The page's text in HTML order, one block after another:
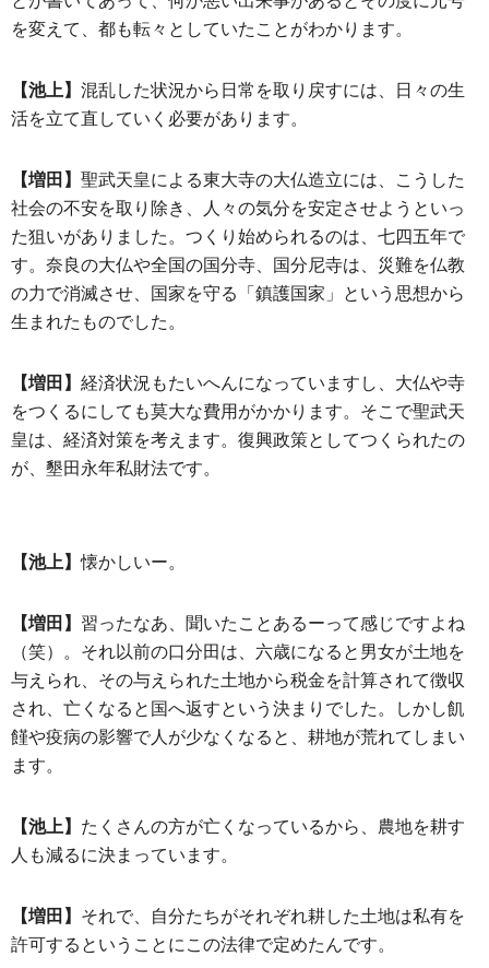
を変えて、都も転々としていたことがわかります。
【池上】 混乱した状況から日常を取り戻すには、日々の生
活を立て直していく必要があります。
【増田】 聖武天皇による東大寺の大仏造立には、こうした
社会の不安を取り除き、人々の気分を安定させようといっ
た狙いがありました。つくり始められるのは、七四五年で
す。奈良の大仏や全国の国分寺、国分尼寺は、災難を仏教
の力で消滅させ、国家を守る「鎮護国家」という思想から
生まれたものでした。
【増田】 経済状況もたいへんになっていますし、大仏や寺
をつくるにしても莫大な費用がかかります。そこで聖武天
皇は、経済対策を考えます。復興政策としてつくられたの
が、墾田永年私財法です。
【池上】懐かしいー。
【増田】 習ったなあ、聞いたことあるーって感じですよね
（笑）。それ以前の口分田は、六歳になると男女が土地を
与えられ、その与えられた土地から税金を計算されて徴収
され、亡くなると国へ返すという決まりでした。しかし飢
饉や疫病の影響で人が少なくなると、耕地が荒れてしまい
ます。
【池上】 たくさんの方が亡くなっているから、農地を耕す
人も減るに決まっています。
【増田】 それで、自分たちがそれぞれ耕した土地は私有を
許可するということにこの法律で定めたんです。